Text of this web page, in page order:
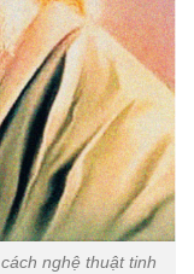
nghệ thuật tinh